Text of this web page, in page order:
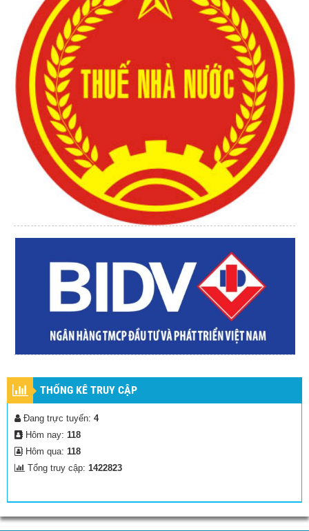
THỐNG KÊ TRUY CẬP
Đang trực tuyến: 4
Hôm nay: 118
Hôm qua: 118
Tổng truy cập: 1422823